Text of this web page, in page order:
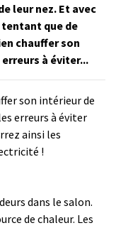
leur nez. Et avec
que de
chauffer son
à éviter...
son intérieur de
erreurs à éviter
ainsi les
!
dans le salon.
de chaleur. Les